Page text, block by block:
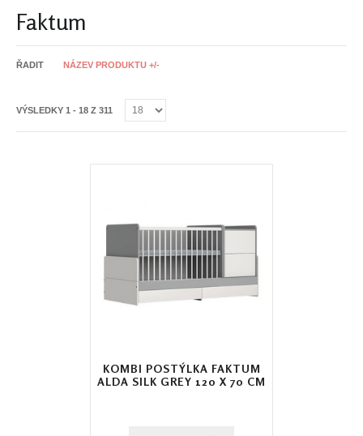
Faktum
ŘADIT NÁZEV PRODUKTU +/-
VÝSLEDKY 1 - 18 Z 311
KOMBI POSTÝLKA FAKTUM
ALDA SILK GREY 120 X 70 CM